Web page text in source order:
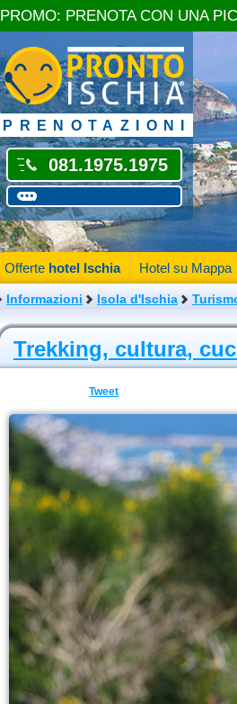
PRENOTAZIONI
081.1975.1975
Offerte hotel Ischia Hotel su Mappa
Informazioni Isola d'Ischia
Trekking, cultura,
Tweet
PROMO: PRENOTA CON UNA